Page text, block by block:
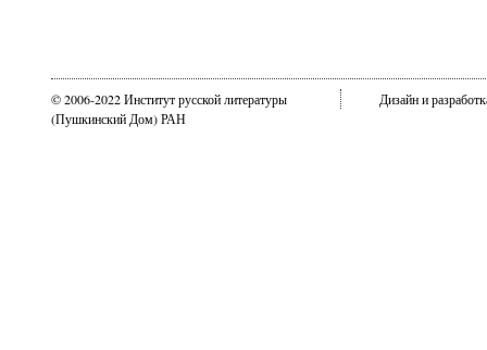
© 2006-2022 Институт русской литературы
(Пушкинский Дом) РАН
Дизайн и